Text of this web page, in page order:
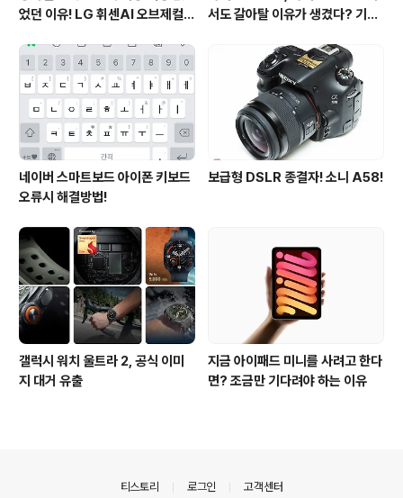
었던 이유! LG 휘센AI 오브제컬렉
사용 후기
서도 갈아탈 이유가 생겼다? 기대
네이버 스마트보드 아이폰 키보드
오류시 해결방법!
보급형 DSLR 종결자! 소니 A58!
갤럭시 워치 울트라 2, 공식 이미
지 대거 유출
지금 아이패드 미니를 사려고 한다
면? 조금만 기다려야 하는 이유
티스토리 로그인 고객센터